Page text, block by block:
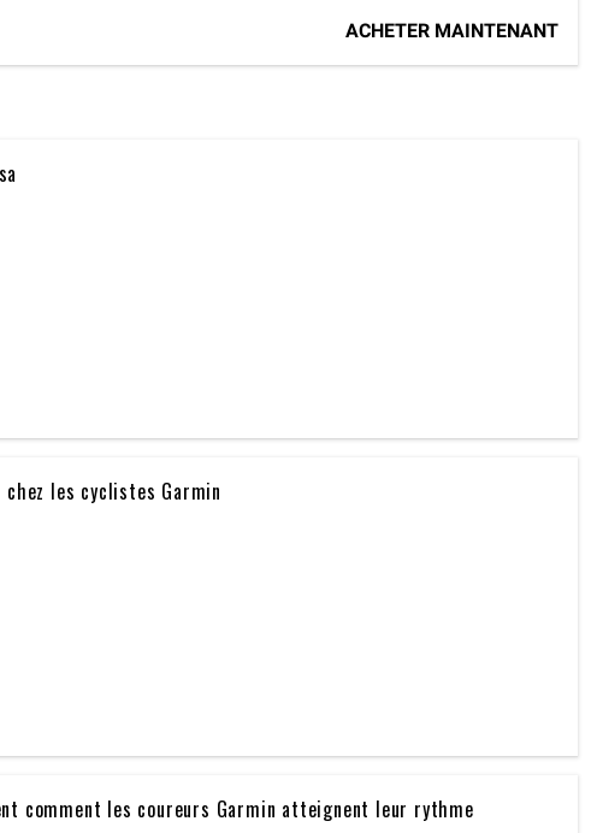
ACHETER MAINTENANT
les cyclistes Garmin
comment les coureurs Garmin atteignent leur rythme